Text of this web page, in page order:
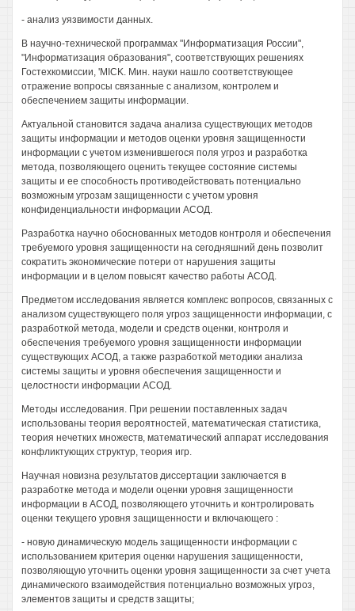
- анализ уязвимости данных.
В научно-технической программах "Информатизация России",
"Информатизация образования", соответствующих решениях
Гостехкомиссии, 'MICK. Мин. науки нашло соответствующее
отражение вопросы связанные с анализом, контролем и
обеспечением защиты информации.
Актуальной становится задача анализа существующих методов
защиты информации и методов оценки уровня защищенности
информации с учетом изменившегося поля угроз и разработка
метода, позволяющего оценить текущее состояние системы
защиты и ее способность противодействовать потенциально
возможным угрозам защищенности с учетом уровня
конфиденциальности информации АСОД.
Разработка научно обоснованных методов контроля и обеспечения
требуемого уровня защищенности на сегодняшний день позволит
сократить экономические потери от нарушения защиты
информации и в целом повысят качество работы АСОД.
Предметом исследования является комплекс вопросов, связанных с
анализом существующего поля угроз защищенности информации, с
разработкой метода, модели и средств оценки, контроля и
обеспечения требуемого уровня защищенности информации
существующих АСОД, а также разработкой методики анализа
системы защиты и уровня обеспечения защищенности и
целостности информации АСОД.
Методы исследования. При решении поставленных задач
использованы теория вероятностей, математическая статистика,
теория нечетких множеств, математический аппарат исследования
конфликтующих структур, теория игр.
Научная новизна результатов диссертации заключается в
разработке метода и модели оценки уровня защищенности
информации в АСОД, позволяющего уточнить и контролировать
оценки текущего уровня защищенности и включающего :
- новую динамическую модель защищенности информации с
использованием критерия оценки нарушения защищенности,
позволяющую уточнить оценки уровня защищенности за счет учета
динамического взаимодействия потенциально возможных угроз,
элементов защиты и средств защиты;